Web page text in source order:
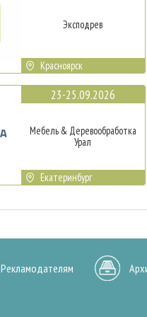
Эксподрев
Красноярск
23-25.09.2026
Мебель & Деревообработка
Урал
Екатеринбург
Рекламодателям